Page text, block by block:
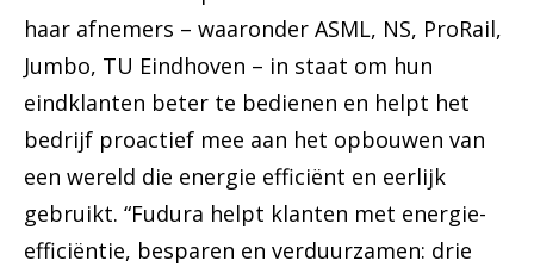
haar afnemers – waaronder ASML, NS, ProRail,
Jumbo, TU Eindhoven – in staat om hun
eindklanten beter te bedienen en helpt het
bedrijf proactief mee aan het opbouwen van
een wereld die energie efficiënt en eerlijk
gebruikt. “Fudura helpt klanten met energie-
efficiëntie, besparen en verduurzamen: drie